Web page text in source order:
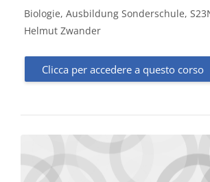
Biologie, Ausbildung Sonderschule,
Helmut Zwander
Clicca per accedere a questo corso